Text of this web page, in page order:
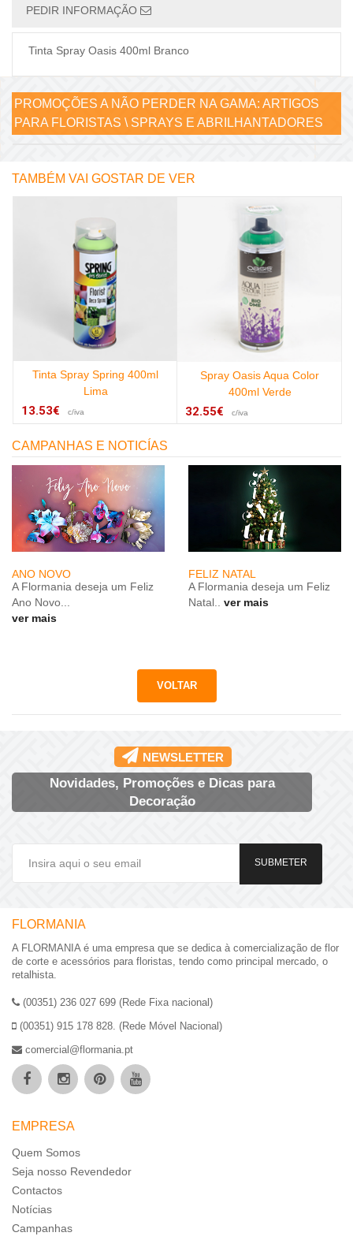
PEDIR INFORMAÇÃO
Tinta Spray Oasis 400ml Branco
PROMOÇÕES A NÃO PERDER NA GAMA: ARTIGOS
PARA FLORISTAS \ SPRAYS E ABRILHANTADORES
TAMBÉM VAI GOSTAR DE VER
Tinta Spray Spring 400ml
Lima
13.53€ c/iva
Spray Oasis Aqua Color
400ml Verde
32.55€ c/iva
CAMPANHAS E NOTICÍAS
ANO NOVO
A Flormania deseja um Feliz
Ano Novo...
ver mais
FELIZ NATAL
A Flormania deseja um Feliz
Natal..
ver mais
NEWSLETTER
Novidades, Promoções e Dicas para
Decoração
SUBMETER
FLORMANIA
A FLORMANIA é uma empresa que se dedica à comercialização de flor
de corte e acessórios para floristas, tendo como principal mercado, o
retalhista.
(00351) 236 027 699 (Rede Fixa nacional)
(00351) 915 178 828. (Rede Móvel Nacional)
comercial@flormania.pt
EMPRESA
Quem Somos
Seja nosso Revendedor
Contactos
Notícias
Campanhas